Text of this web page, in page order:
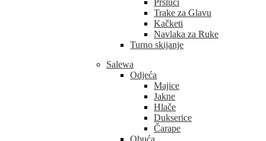
Prsluci
Trake za Glavu
Kačketi
Navlaka za Ruke
Turno skijanje
Salewa
Odjeća
Majice
Jakne
Hlače
Dukserice
Čarape
Obuća